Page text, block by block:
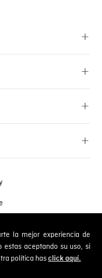
la mejor experiencia de
estas aceptando su uso, si
política hasclick aquí.
800.069.933-6
derechos reservados